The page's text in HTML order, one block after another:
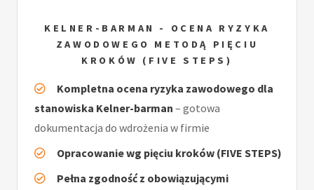
KELNER-BARMAN - OCENA RYZYKA
ZAWODOWEGO METODĄ PIĘCIU
KROKÓW (FIVE STEPS)
Kompletna ocena ryzyka zawodowego dla
stanowiska Kelner-barman – gotowa
dokumentacja do wdrożenia w firmie
Opracowanie wg pięciu kroków (FIVE STEPS)
Pełna zgodność z obowiązującymi